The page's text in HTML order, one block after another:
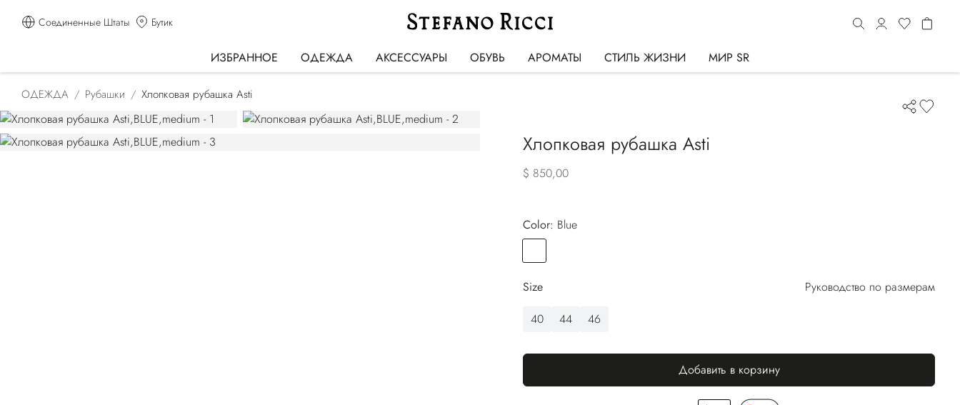
Соединенные Штаты Бутик
ИЗБРАННОЕ ОДЕЖДА АКСЕССУАРЫ ОБУВЬ АРОМАТЫ СТИЛЬ ЖИЗНИ МИР SR
ОДЕЖДА Рубашки Хлопковая рубашка Asti
Хлопковая рубашка Asti
$ 850,00
Color:
blue
Size
Руководство по размерам
40
44 46
Добавить в корзину